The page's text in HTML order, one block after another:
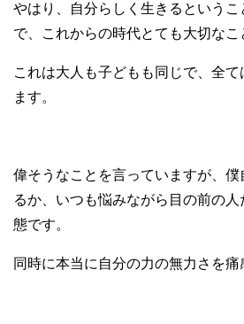
やはり、自分らしく生きるという
で、これからの時代とても大切なこ
これは大人も子どもも同じで、全て
ます。
偉そうなことを言っていますが、僕
るか、いつも悩みながら目の前の
態です。
同時に本当に自分の力の無力さを痛